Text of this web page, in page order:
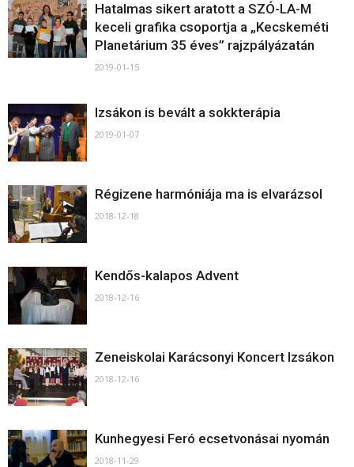
Hatalmas sikert aratott a SZÓ-LA-M
keceli grafika csoportja a „Kecskeméti
Planetárium 35 éves” rajzpályázatán
2019-01-15
Izsákon is bevált a sokkterápia
2019-01-07
Régizene harmóniája ma is elvarázsol
2018-12-18
Kendős-kalapos Advent
2018-12-16
Zeneiskolai Karácsonyi Koncert Izsákon
2018-12-16
Kunhegyesi Feró ecsetvonásai nyomán
2018-11-29